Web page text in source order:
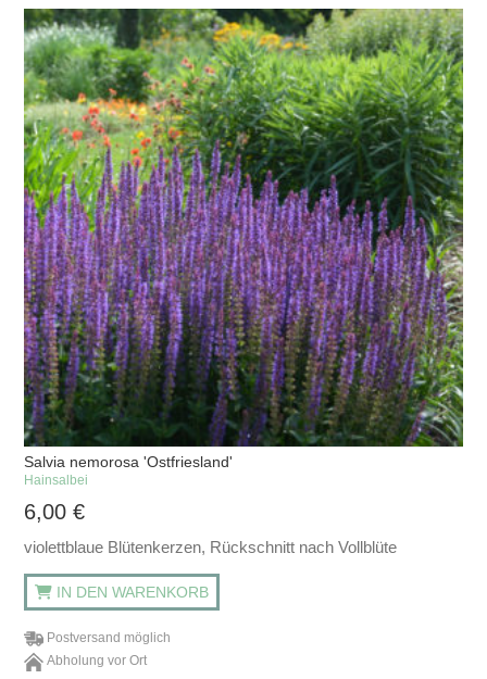
Salvia nemorosa 'Ostfriesland'
Hainsalbei
6,00€
violettblaue Blütenkerzen, Rückschnitt nach Vollblüte
IN DEN WARENKORB
Postversand möglich
Abholung vor Ort